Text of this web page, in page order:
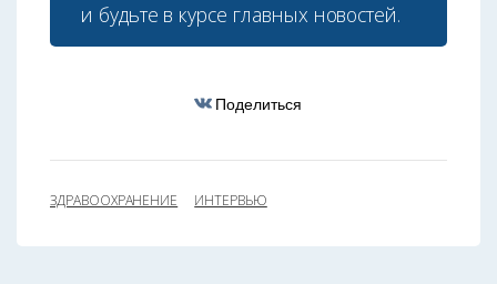
и будьте в курсе главных новостей.
Поделиться
ЗДРАВООХРАНЕНИЕ ИНТЕРВЬЮ